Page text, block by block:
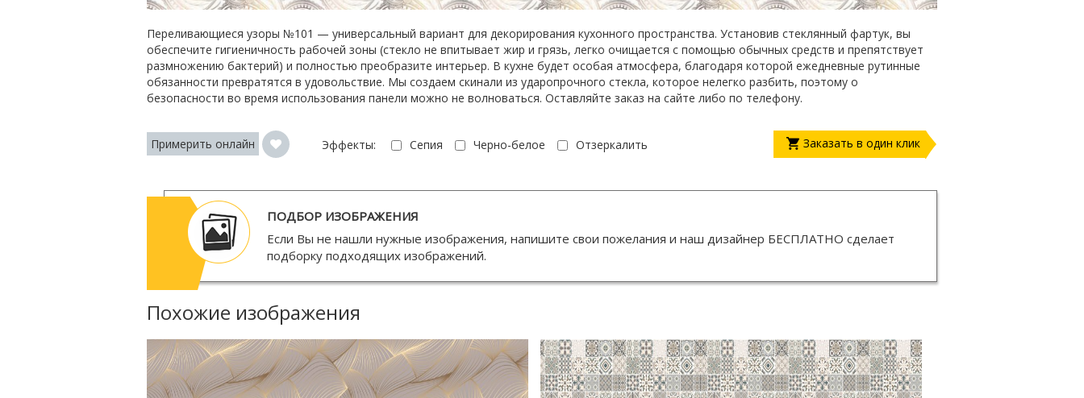
Переливающиеся узоры №101 — универсальный вариант для декорирования кухонного пространства. Установив стеклянный фартук, вы
обеспечите гигиеничность рабочей зоны (стекло не впитывает жир и грязь, легко очищается с помощью обычных средств и препятствует
размножению бактерий) и полностью преобразите интерьер. В кухне будет особая атмосфера, благодаря которой ежедневные рутинные
обязанности превратятся в удовольствие. Мы создаем скинали из ударопрочного стекла, которое нелегко разбить, поэтому о
безопасности во время использования панели можно не волноваться. Оставляйте заказ на сайте либо по телефону.
Заказать в один клик
Примерить онлайн Эффекты: Сепия Черно-белое Отзеркалить
ПОДБОР ИЗОБРАЖЕНИЯ
Если Вы не нашли нужные изображения, напишите свои пожелания и наш дизайнер БЕСПЛАТНО сделает
подборку подходящих изображений.
Похожие изображения